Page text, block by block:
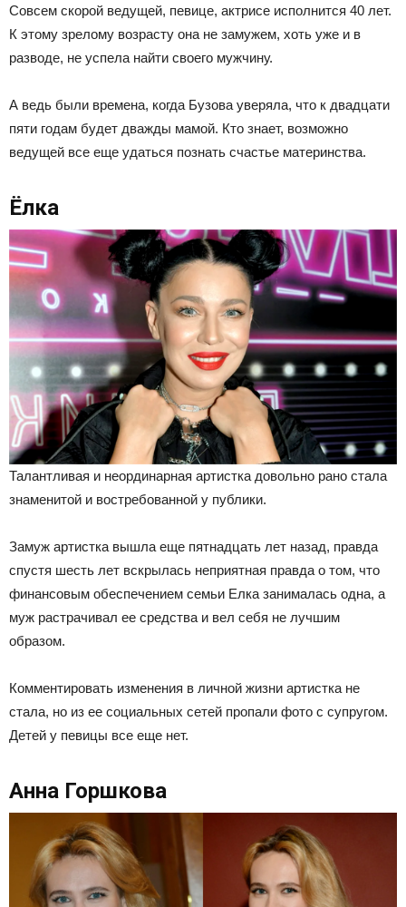
Совсем скорой ведущей, певице, актрисе исполнится 40 лет.
К этому зрелому возрасту она не замужем, хоть уже и в
разводе, не успела найти своего мужчину.
А ведь были времена, когда Бузова уверяла, что к двадцати
пяти годам будет дважды мамой. Кто знает, возможно
ведущей все еще удаться познать счастье материнства.
Ёлка
Талантливая и неординарная артистка довольно рано стала
знаменитой и востребованной у публики.
Замуж артистка вышла еще пятнадцать лет назад, правда
спустя шесть лет вскрылась неприятная правда о том, что
финансовым обеспечением семьи Елка занималась одна, а
муж растрачивал ее средства и вел себя не лучшим
образом.
Комментировать изменения в личной жизни артистка не
стала, но из ее социальных сетей пропали фото с супругом.
Детей у певицы все еще нет.
Анна Горшкова